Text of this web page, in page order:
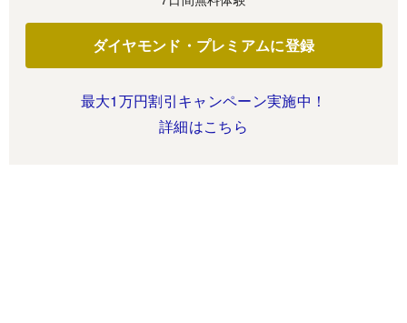
ダイヤモンド・プレミアムに登録
最大1万円割引キャンペーン実施中！
詳細はこちら